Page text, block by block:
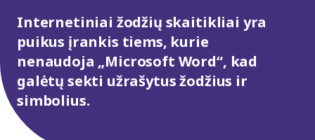
Internetiniai žodžių skaitikliai yra
puikus įrankis tiems, kurie
nenaudoja „Microsoft Word“, kad
galėtų sekti užrašytus žodžius ir
simbolius.